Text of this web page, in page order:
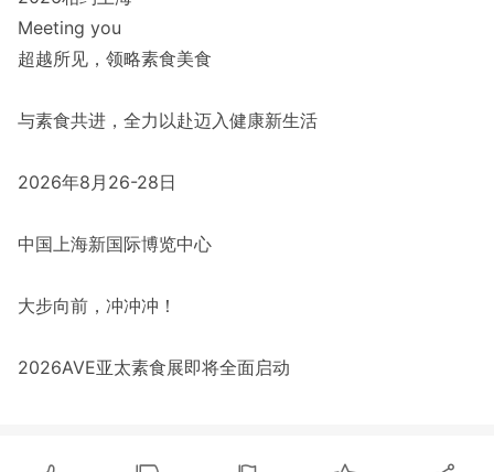
Meeting you
超越所见，领略素食美食
与素食共进，全力以赴迈入健康新生活
2026年8月26-28日
中国上海新国际博览中心
大步向前，冲冲冲！
2026AVE亚太素食展即将全面启动